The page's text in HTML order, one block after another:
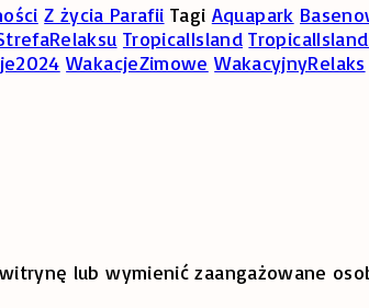
Z życia Parafii Tagi Aquapark
TropicalIsland
WakacjeZimowe WakacyjnyRelaks
lub wymienić zaangażowane